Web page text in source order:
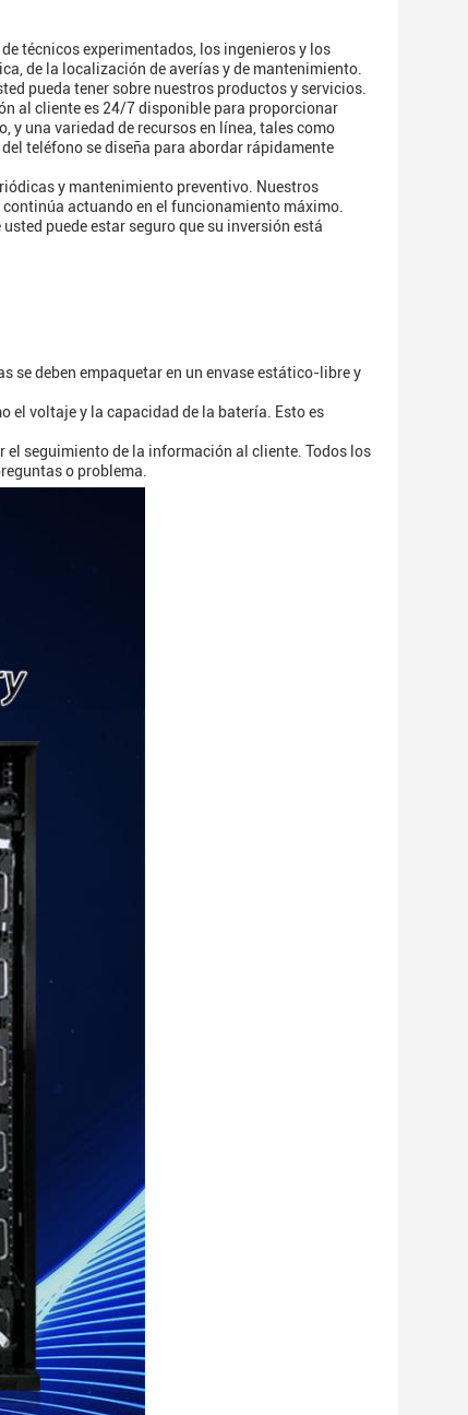
técnicos experimentados, los ingenieros y los
de la localización de averías y de mantenimiento.
pueda tener sobre nuestros productos y servicios.
al cliente es 24/7 disponible para proporcionar
y una variedad de recursos en línea, tales como
teléfono se diseña para abordar rápidamente
y mantenimiento preventivo. Nuestros
actuando en el funcionamiento máximo.
puede estar seguro que su inversión está
se deben empaquetar en un envase estático-libre y
el voltaje y la capacidad de la batería. Esto es
seguimiento de la información al cliente. Todos los
o problema.